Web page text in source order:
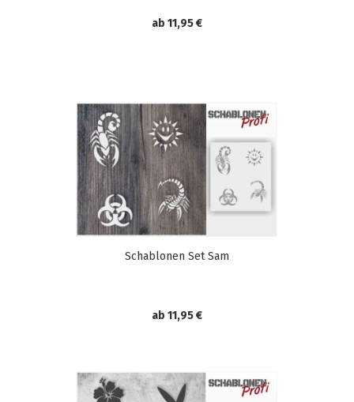
ab 11,95 €
Schablonen Set Sam
ab 11,95 €